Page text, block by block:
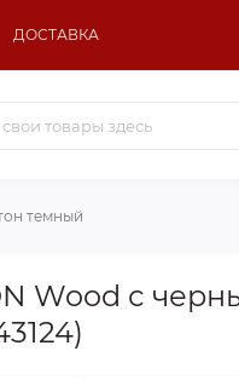
ДОСТАВКА
темный
Wood с